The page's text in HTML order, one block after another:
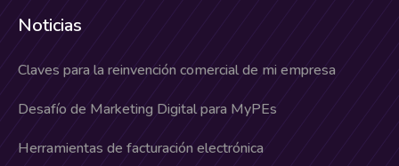
Noticias
Claves para la reinvención comercial de mi empresa
Desafío de Marketing Digital para MyPEs
Herramientas de facturación electrónica